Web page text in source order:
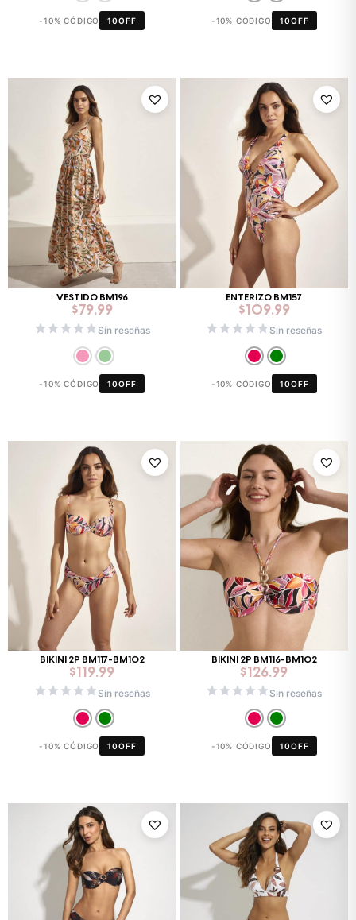
-10% CÓDIGO 10OFF -10% CÓDIGO 10OFF
VESTIDO BM196
$79.99
Sin reseñas
-10% CÓDIGO 10OFF
ENTERIZO BM157
$109.99
Sin reseñas
-10% CÓDIGO 10OFF
BIKINI 2P BM117-BM102
$119.99
Sin reseñas
-10% CÓDIGO 10OFF
BIKINI 2P BM116-BM102
$126.99
Sin reseñas
-10% CÓDIGO 10OFF